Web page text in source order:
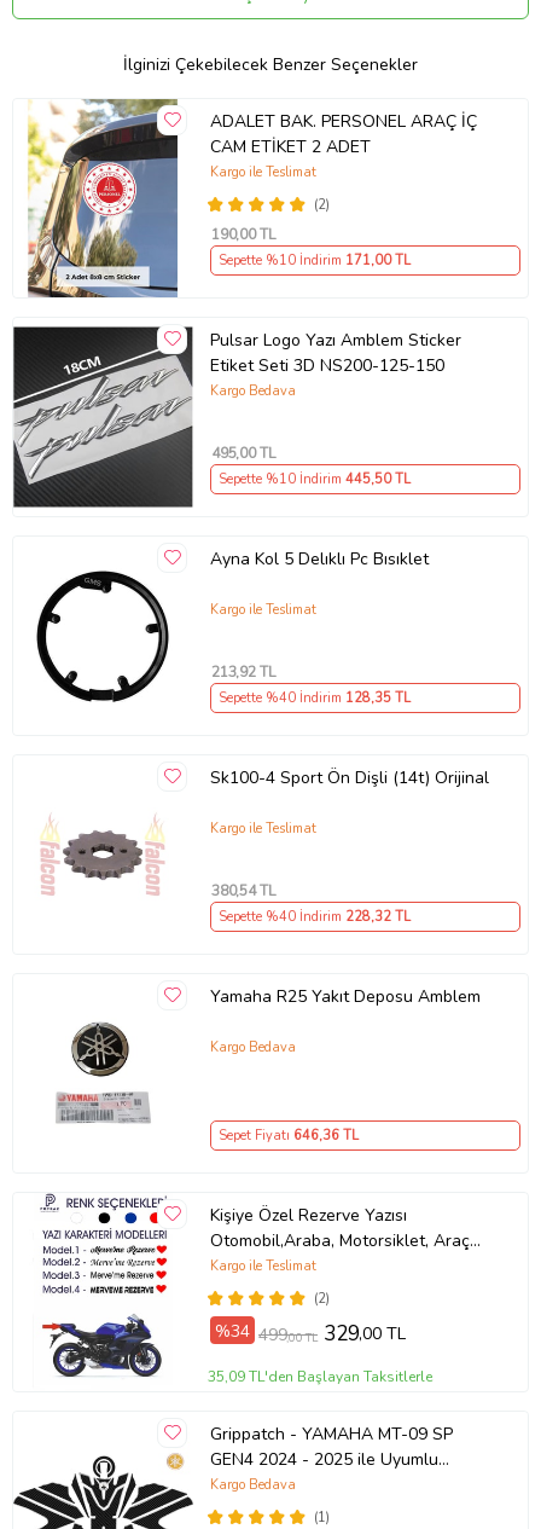
Ürün Kodu:kcm95291271
İlginizi Çekebilecek Benzer Seçenekler
ADALET BAK. PERSONEL ARAÇ İÇ
CAM ETİKET 2 ADET
(2)
Kargo ile Teslimat
190,00 TL
Sepette %10 İndirim 171,00 TL
Pulsar Logo Yazı Amblem Sticker
Etiket Seti 3D NS200-125-150
Kargo Bedava
495,00 TL
Sepette %10 İndirim 445,50 TL
Ayna Kol 5 Delıklı Pc Bısıklet
Kargo ile Teslimat
213,92 TL
Sepette %40 İndirim 128,35 TL
Sk100-4 Sport Ön Dişli (14t) Orijinal
Kargo ile Teslimat
380,54 TL
Sepette %40 İndirim 228,32 TL
Yamaha R25 Yakıt Deposu Amblem
Kargo Bedava
Sepet Fiyatı 646,36 TL
Kişiye Özel Rezerve Yazısı
Otomobil,Araba, Motorsiklet, Araç
Sticker
(2)
Kargo ile Teslimat
%34 499,00 TL 329,00 TL
35,09 TL'den Başlayan Taksitlerle
Grippatch - YAMAHA MT-09 SP
GEN4 2024 - 2025 ile Uyumlu
Kaydırmaz 6D Karbon 19 Parça Tank
Pad Seti GC80(1)
Kargo Bedava